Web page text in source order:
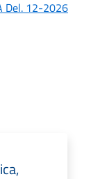
Del. 12-2026